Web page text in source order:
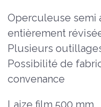
Operculeuse semi
entièrement
Plusieurs
Possibilité de
convenance
Laize film 500 mm